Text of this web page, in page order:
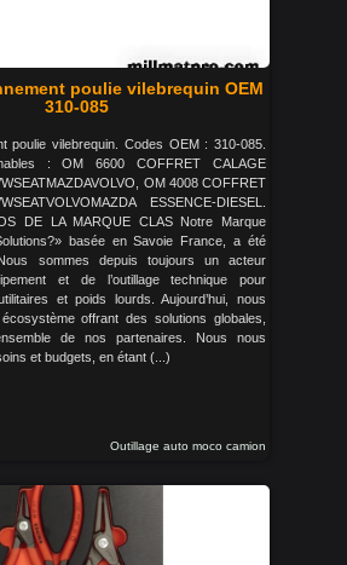
poulie vilebrequin OEM
310-085
poulie vilebrequin. Codes OEM : 310-085.
: OM 6600 COFFRET CALAGE
OM 4008 COFFRET
ESSENCE-DIESEL.
DE LA MARQUE CLAS Notre Marque
basée en Savoie France, a été
sommes depuis toujours un acteur
et de l’outillage technique pour
et poids lourds. Aujourd’hui, nous
offrant des solutions globales,
de nos partenaires. Nous nous
et budgets, en étant (...)
Outillage auto moco camion